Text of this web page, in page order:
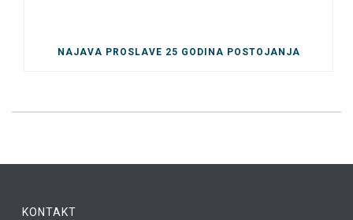
NAJAVA PROSLAVE 25 GODINA POSTOJANJA
KONTAKT